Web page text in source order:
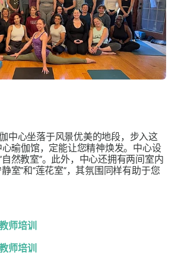
中心坐落于风景优美的地段，步入这
瑜伽馆，定能让您精神焕发。中心设
然教室”。此外，中心还拥有两间室内
室”和“莲花室”，其氛围同样有助于您
师培训
师培训